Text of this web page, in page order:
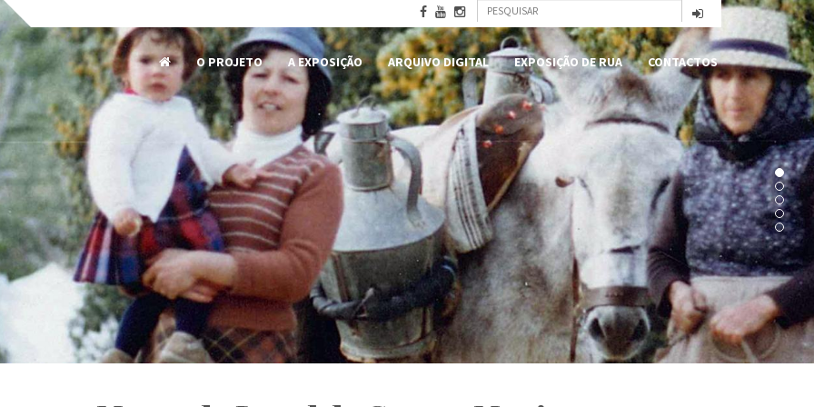
Formulário
de
pesquisa
Pesquisar
O PROJETO
A EXPOSIÇÃO ARQUIVO DIGITAL EXPOSIÇÃO DE RUA CONTACTOS